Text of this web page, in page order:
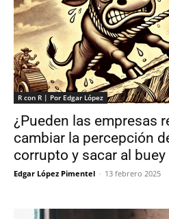
R con R | Por Edgar López
¿Pueden las empresas
cambiar la percepción
corrupto y sacar al buey
Edgar López Pimentel - 13 febrero 2025